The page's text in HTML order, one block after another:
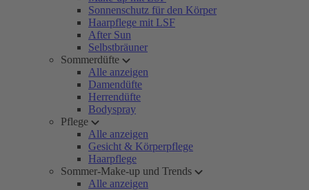
Sonnenschutz für den Körper
Haarpflege mit LSF
After Sun
Selbstbräuner
Sommerdüfte
Alle anzeigen
Damendüfte
Herrendüfte
Bodyspray
Pflege
Alle anzeigen
Gesicht & Körperpflege
Haarpflege
Sommer-Make-up und Trends
Alle anzeigen